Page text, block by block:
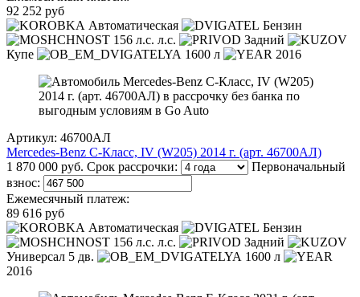
92 252 руб
Автоматическая
Бензин
156 л.с. л.с.
Задний
Купе
1600 л 2016
Артикул: 46700АЛ
Mercedes-Benz C-Класс, IV (W205) 2014 г. (арт. 46700АЛ)
1 870 000 руб. Срок рассрочки:
Первоначальный
взнос:
Ежемесячный платеж:
89 616 руб
Автоматическая
Бензин
156 л.с. л.с.
Задний
Универсал 5 дв.
1600 л
2016